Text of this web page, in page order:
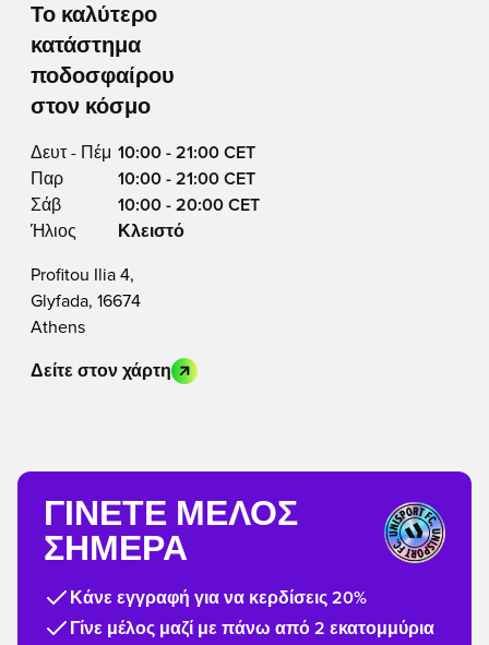
Το καλύτερο
κατάστημα
ποδοσφαίρου
στον κόσμο
Δευτ - Πέμ 10:00 - 21:00 CET
Παρ
10:00 - 21:00 CET
Σάβ
10:00 - 20:00 CET
Ήλιος
Κλειστό
Profitou Ilia 4,
Glyfada, 16674
Athens
Δείτε στον χάρτη
ΓΊΝΕΤΕ ΜΈΛΟΣ
ΣΉΜΕΡΑ
Κάνε εγγραφή για να κερδίσεις 20%
Γίνε μέλος μαζί με πάνω από 2 εκατομμύρια